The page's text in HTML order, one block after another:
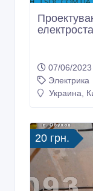
Электрика
Украина,
20 грн.